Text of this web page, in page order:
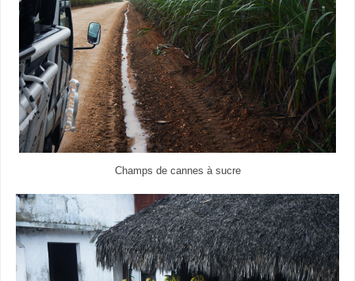
Champs de cannes à sucre